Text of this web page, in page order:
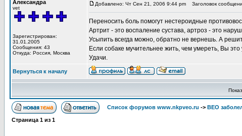
Александра
vet
Зарегистрирован:
31.01.2005
Сообщения: 43
Откуда: Россия, Москва
Добавлено: Чт Сен 21, 2006 9:44 pm Заголовок
Переносить боль помогут нестероидные
Артрит - это воспаление сустава, артроз - это
Усыпить всегда можно, обратно не вернешь. А
Если собаке мучительнее жить, чем умереть, Вы
Удачи.
Вернуться к началу
Список форумов www.nkpveo.ru -> ВЕО
Страница 1 из 1